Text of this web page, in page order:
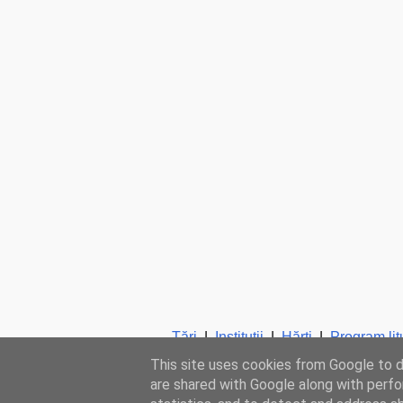
Ţări|Instituţii|Hărţi|Program
This site uses cookies from Google to
are shared with Google along with